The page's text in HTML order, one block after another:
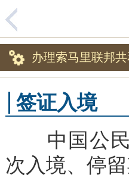
办理索马里联邦
签证入境
中国公民
次入境、停